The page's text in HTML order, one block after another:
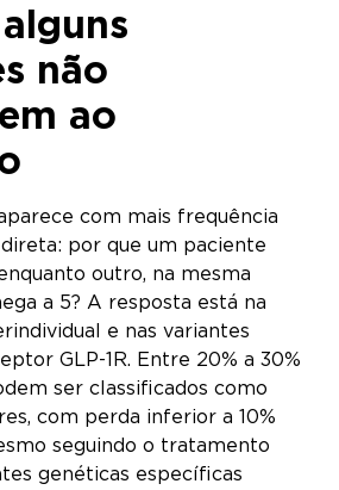
não
ao
com mais frequência
por que um paciente
outro, na mesma
a 5? A resposta está na
e nas variantes
GLP-1R. Entre 20% a 30%
ser classificados como
com perda inferior a 10%
seguindo o tratamento
genéticas específicas